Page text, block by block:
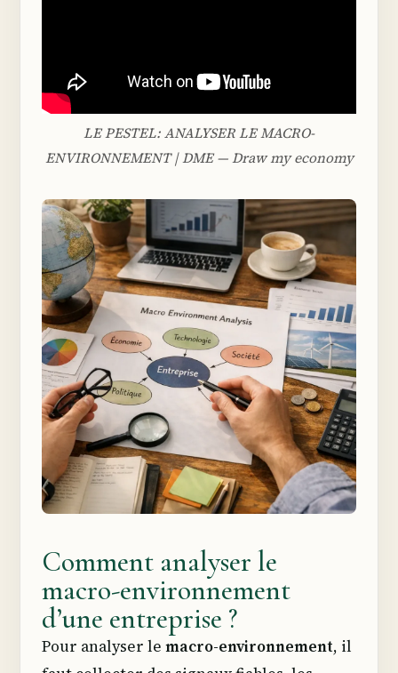
LE PESTEL: ANALYSER LE MACRO-
ENVIRONNEMENT | DME — Draw my economy
Comment analyser le
macro-environnement
d’une entreprise ?
Pour analyser le macro-environnement, il